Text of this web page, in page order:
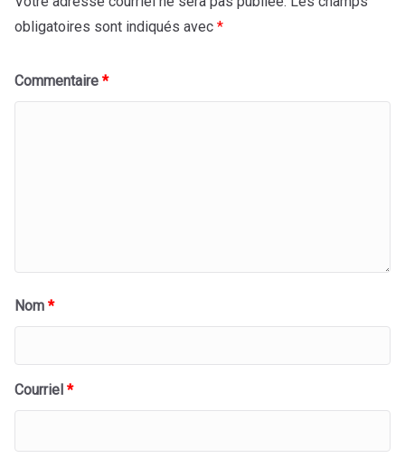
obligatoires sont indiqués avec *
Commentaire *
Nom *
Courriel *